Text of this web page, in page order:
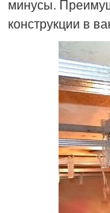
минусы.
конструкции в